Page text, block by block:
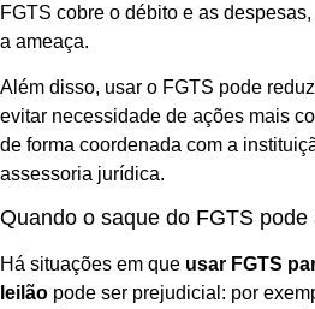
FGTS cobre o débito e as
a ameaça.
Além disso, usar o FGTS pode
evitar necessidade de ações mais
de forma coordenada com a
assessoria jurídica.
Quando o saque do FGTS
Há situações em que usar FGTS
leilão pode ser prejudicial: por